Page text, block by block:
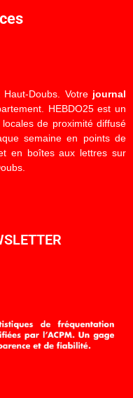
Doubs. Votre journal
HEBDO25 est un
de proximité diffusé
semaine en points de
en boîtes aux lettres sur